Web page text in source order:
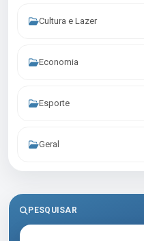
Cultura e Lazer
Economia
Esporte
Geral
PESQUISAR